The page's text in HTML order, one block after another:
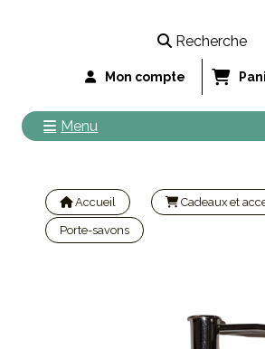
Recherche
Mon compte
Menu
Accueil Cadeaux et
Porte-savons